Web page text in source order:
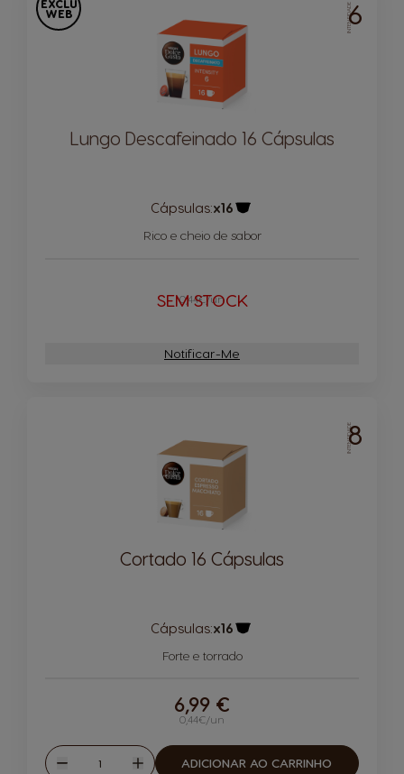
EXCLU
WEB INTENSIDADE6
Lungo Descafeinado 16 Cápsulas
Cápsulas:x16
Rico e cheio de sabor
0,44€/un
SEM STOCK
Notificar-Me
INTENSIDADE8
Cortado 16 Cápsulas
Cápsulas:x16
Forte e torrado
0,44€/un
6,99 €
Quantidade ADICIONAR AO CARRINHO